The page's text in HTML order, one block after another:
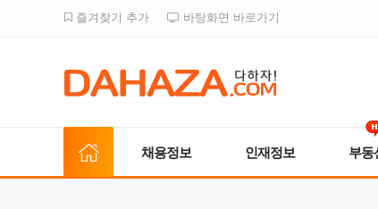
즐겨찾기 추가 바탕화면 바로가기
채용정보 인재정보 부동